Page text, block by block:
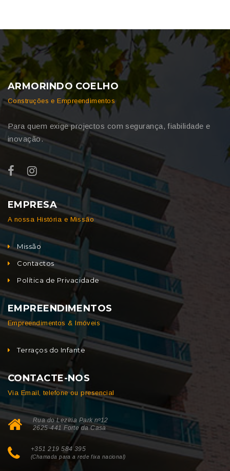
ARMORINDO COELHO
Construções e Empreendimentos
Para quem exige projectos com segurança, fiabilidade e
inovação.
EMPRESA
A nossa História e Missão
Missão
Contactos
Política de Privacidade
EMPREENDIMENTOS
Empreendimentos & Imóveis
Terraços do Infante
CONTACTE-NOS
Via Email, telefone ou presencial
Rua do Lezíria Park nº12
2625-441 Forte da Casa
+351 219 584 395
(Chamada para a rede fixa nacional)